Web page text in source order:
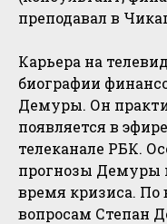
преподавал в
Карьера на
биографии
Демуры. Он
появляется в
телеканале РБК.
прогнозы Демуры
время кризиса.
вопросам Степан